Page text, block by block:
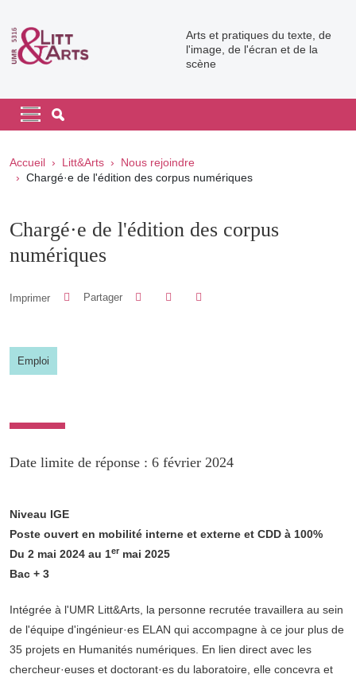
Arts et pratiques du texte, de
l'image, de l'écran et de la
scène
Navigation principale
Navigation principale mobile
Fil d'Ariane
Accueil Litt&Arts
Nous rejoindre
Chargé·e de l'édition des corpus numériques
Chargé·e de l'édition des corpus
numériques
Imprimer Partager Partager sur Facebook
Partager sur LinkedIn
Emploi
Date limite de réponse : 6 février 2024
Niveau IGE
Poste ouvert en mobilité interne et externe et CDD à 100%
Du 2 mai 2024 au 1er mai 2025
Bac + 3
Intégrée à l'UMR Litt&Arts, la personne recrutée travaillera au sein
de l'équipe d'ingénieur·es ELAN qui accompagne à ce jour plus de
35 projets en Humanités numériques. En lien direct avec les
chercheur·euses et doctorant·es du laboratoire, elle concevra et